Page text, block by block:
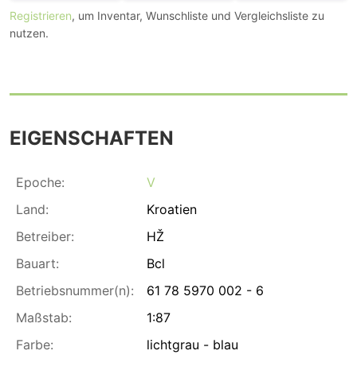
Registrieren, um Inventar, Wunschliste und Vergleichsliste zu
nutzen.
EIGENSCHAFTEN
Epoche:
V
Land:
Kroatien
Betreiber:
HŽ
Bauart:
Bcl
Betriebsnummer(n):
61 78 5970 002 - 6
Maßstab:
1:87
Farbe:
lichtgrau - blau